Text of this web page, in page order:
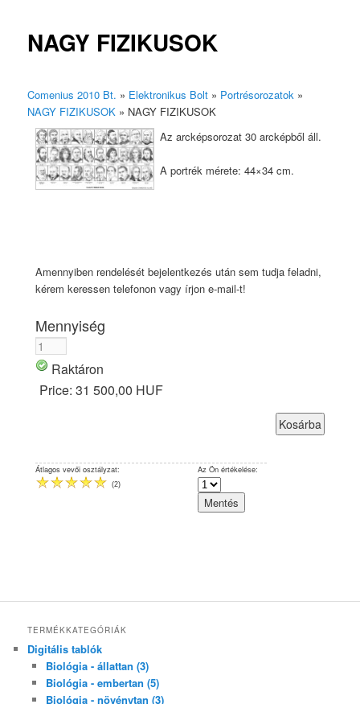
NAGY FIZIKUSOK
Comenius 2010 Bt. » Elektronikus Bolt » Portrésorozatok »
NAGY FIZIKUSOK » NAGY FIZIKUSOK
Az arcképsorozat 30 arcképből áll.
A portrék mérete: 44×34 cm.
Amennyiben rendelését bejelentkezés után sem tudja feladni,
kérem keressen telefonon vagy írjon e-mail-t!
Mennyiség
Raktáron
Price:31 500,00 HUF
Átlagos vevői osztályzat:
(2)
Az Ön értékelése:
TERMÉKKATEGÓRIÁK
Digitális tablók
Biológia - állattan (3)
Biológia - embertan (5)
Biológia - növénytan (3)